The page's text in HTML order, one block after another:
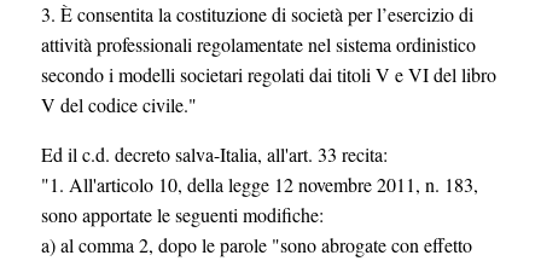
3. È consentita la costituzione di società per l’esercizio di
attività professionali regolamentate nel sistema ordinistico
secondo i modelli societari regolati dai titoli V e VI del libro
V del codice civile."
Ed il c.d. decreto salva-Italia, all'art. 33 recita:
"1. All'articolo 10, della legge 12 novembre 2011, n. 183,
sono apportate le seguenti modifiche:
a) al comma 2, dopo le parole "sono abrogate con effetto